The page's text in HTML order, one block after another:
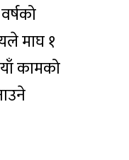
माघ १
कामको